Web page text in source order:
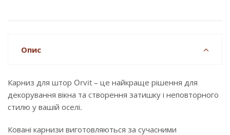
Опис
Карниз для штор Orvit – це найкраще рішення для
декорування вікна та створення затишку і неповторного
стилю у вашій оселі.
Ковані карнизи виготовляються за сучасними